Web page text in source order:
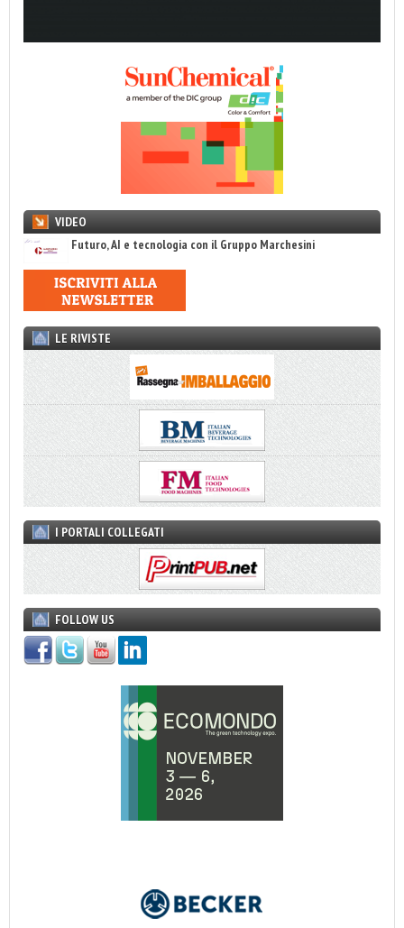
VIDEO
Futuro, AI e tecnologia con il Gruppo Marchesini
LE RIVISTE
I PORTALI COLLEGATI
FOLLOW US